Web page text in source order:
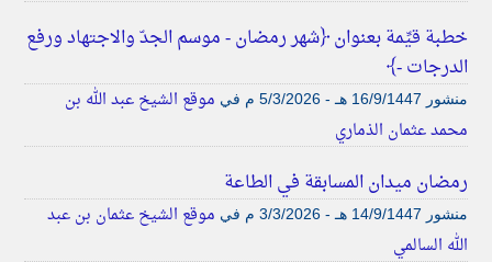
خطبة قيِّمة بعنوان ﴿شهر رمضان - موسم الجدّ والاجتهاد ورفع
الدرجات -﴾
منشور في موقع الشيخ عبد الله بن
محمد عثمان الذماري
رمضان ميدان المسابقة في الطاعة
منشور في موقع الشيخ عثمان بن عبد
الله السالمي